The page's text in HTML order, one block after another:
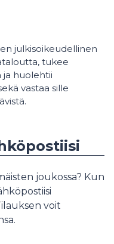
julkisoikeudellinen
tukee
ja huolehtii
vastaa sille
joukossa? Kun
voit